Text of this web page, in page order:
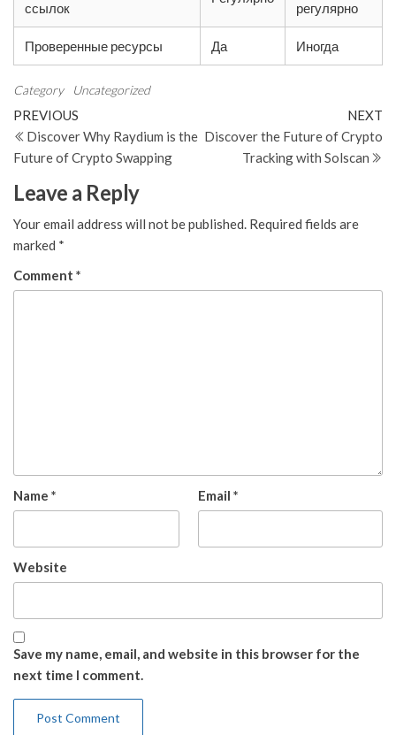
ссылок регулярно
Проверенные ресурсы Да Иногда
Category Uncategorized
Post
navigation
Previous
Post
PREVIOUS
Discover Why Raydium is the
Future of Crypto Swapping
NEXT
Discover the Future of Crypto
Tracking with Solscan
Leave a Reply
Your email address will not be published. Required fields are
marked *
Comment *
Name * Email *
Website
Save my name, email, and website in this browser for the
next time I comment.